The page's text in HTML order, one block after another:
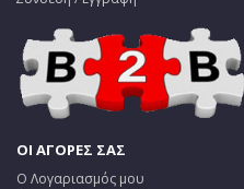
ΟΙ ΑΓΟΡΕΣ ΣΑΣ
Ο Λογαριασμός μου